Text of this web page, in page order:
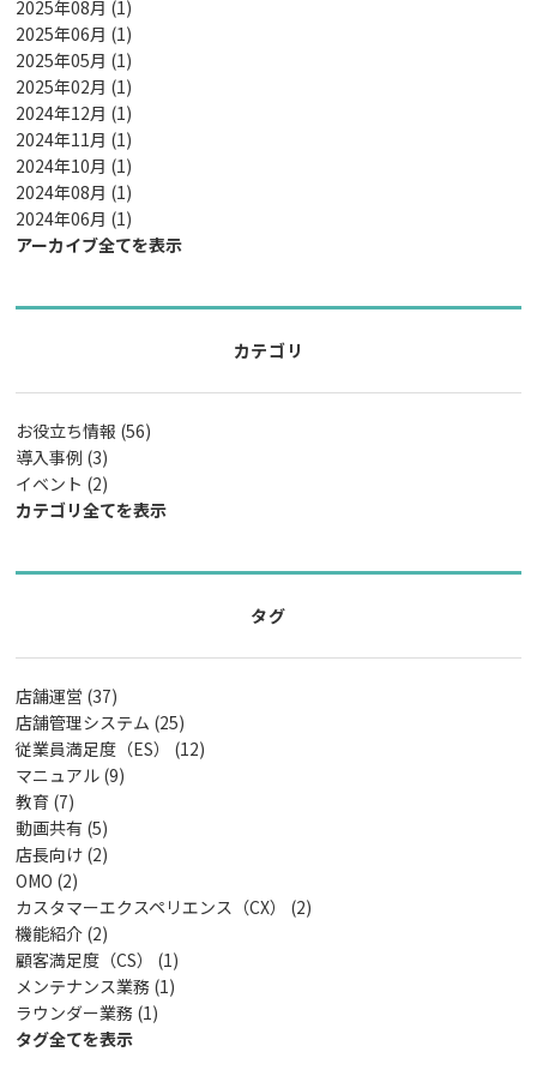
2025年08月 (1)
2025年06月 (1)
2025年05月 (1)
2025年02月 (1)
2024年12月 (1)
2024年11月 (1)
2024年10月 (1)
2024年08月 (1)
2024年06月 (1)
アーカイブ全てを表示
カテゴリ
お役立ち情報 (56)
導入事例 (3)
イベント (2)
カテゴリ全てを表示
タグ
店舗運営 (37)
店舗管理システム (25)
従業員満足度（ES） (12)
マニュアル (9)
教育 (7)
動画共有 (5)
店長向け (2)
OMO (2)
カスタマーエクスペリエンス（CX） (2)
機能紹介 (2)
顧客満足度（CS） (1)
メンテナンス業務 (1)
ラウンダー業務 (1)
タグ全てを表示